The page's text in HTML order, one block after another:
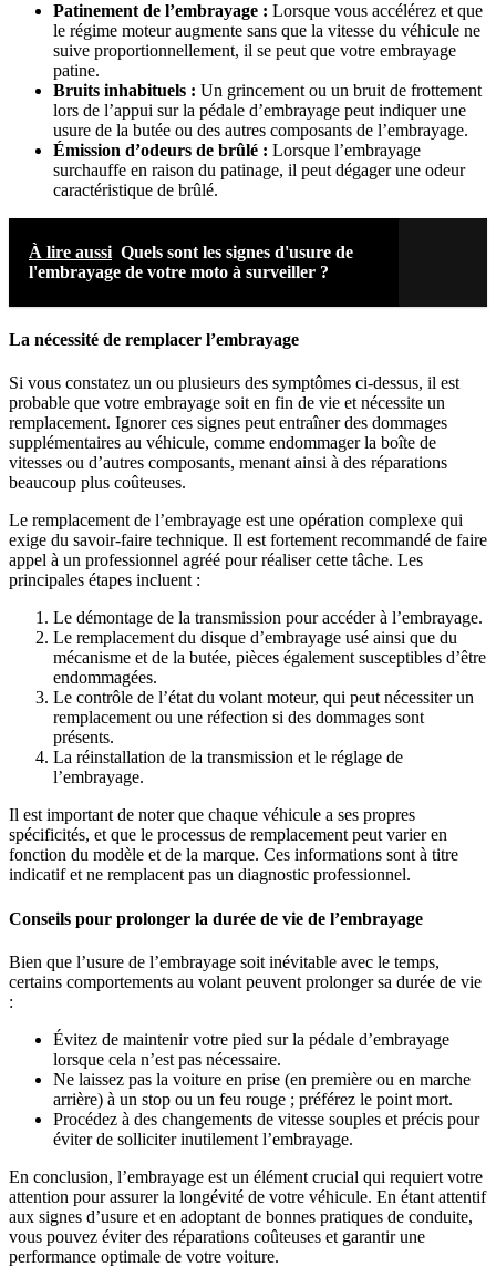
Patinement de l’embrayage : Lorsque vous accélérez et que
le régime moteur augmente sans que la vitesse du véhicule ne
suive proportionnellement, il se peut que votre embrayage
patine.
Bruits inhabituels : Un grincement ou un bruit de frottement
lors de l’appui sur la pédale d’embrayage peut indiquer une
usure de la butée ou des autres composants de l’embrayage.
Émission d’odeurs de brûlé : Lorsque l’embrayage
surchauffe en raison du patinage, il peut dégager une odeur
caractéristique de brûlé.
À lire aussi Quels sont les signes d'usure de
l'embrayage de votre moto à surveiller ?
La nécessité de remplacer l’embrayage
Si vous constatez un ou plusieurs des symptômes ci-dessus, il est
probable que votre embrayage soit en fin de vie et nécessite un
remplacement. Ignorer ces signes peut entraîner des dommages
supplémentaires au véhicule, comme endommager la boîte de
vitesses ou d’autres composants, menant ainsi à des réparations
beaucoup plus coûteuses.
Le remplacement de l’embrayage est une opération complexe qui
exige du savoir-faire technique. Il est fortement recommandé de faire
appel à un professionnel agréé pour réaliser cette tâche. Les
principales étapes incluent :
Le démontage de la transmission pour accéder à l’embrayage.
Le remplacement du disque d’embrayage usé ainsi que du
mécanisme et de la butée, pièces également susceptibles d’être
endommagées.
Le contrôle de l’état du volant moteur, qui peut nécessiter un
remplacement ou une réfection si des dommages sont
présents.
La réinstallation de la transmission et le réglage de
l’embrayage.
Il est important de noter que chaque véhicule a ses propres
spécificités, et que le processus de remplacement peut varier en
fonction du modèle et de la marque. Ces informations sont à titre
indicatif et ne remplacent pas un diagnostic professionnel.
Conseils pour prolonger la durée de vie de l’embrayage
Bien que l’usure de l’embrayage soit inévitable avec le temps,
certains comportements au volant peuvent prolonger sa durée de vie
:
Évitez de maintenir votre pied sur la pédale d’embrayage
lorsque cela n’est pas nécessaire.
Ne laissez pas la voiture en prise (en première ou en marche
arrière) à un stop ou un feu rouge ; préférez le point mort.
Procédez à des changements de vitesse souples et précis pour
éviter de solliciter inutilement l’embrayage.
En conclusion, l’embrayage est un élément crucial qui requiert votre
attention pour assurer la longévité de votre véhicule. En étant attentif
aux signes d’usure et en adoptant de bonnes pratiques de conduite,
vous pouvez éviter des réparations coûteuses et garantir une
performance optimale de votre voiture.